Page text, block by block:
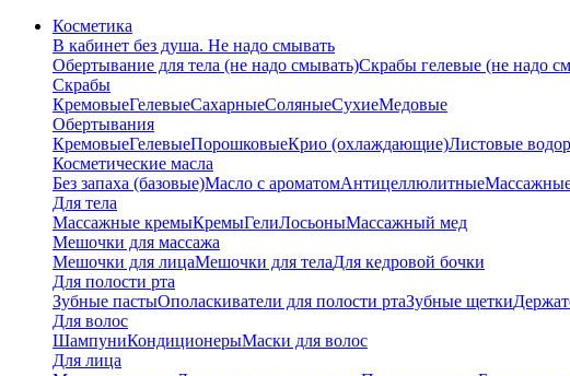
Косметика
В кабинет без душа. Не надо смывать
Обертывание для тела (не надо смывать)Скрабы гелевые (не надо
Скрабы
КремовыеГелевыеСахарныеСоляныеСухиеМедовые
Обертывания
КремовыеГелевыеПорошковыеКрио (охлаждающие)Листовые
Косметические масла
Без запаха (базовые)Масло с ароматомАнтицеллюлитные
Для тела
Массажные кремыКремыГелиЛосьоныМассажный мед
Мешочки для массажа
Мешочки для лицаМешочки для телаДля кедровой бочки
Для полости рта
Зубные пастыОполаскиватели для полости ртаЗубные щетки
Для волос
ШампуниКондиционерыМаски для волос
Для лица